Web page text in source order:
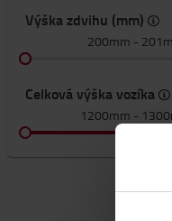
Výška zdvihu (mm)
200mm -
Celková výška vozíka
1200mm -